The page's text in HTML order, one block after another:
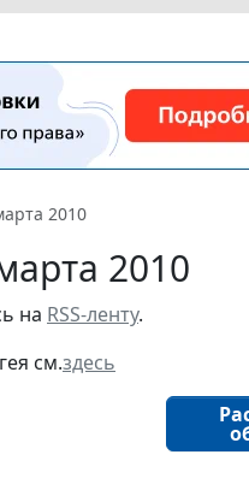
2010
2010
на RSS-ленту.
см.здесь